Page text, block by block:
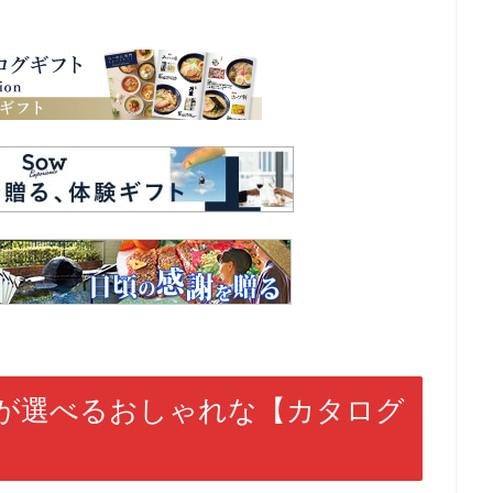
選べるおしゃれな【カタログ